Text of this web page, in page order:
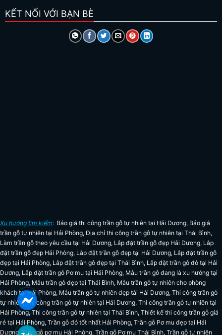
KẾT NỐI VỚI BẠN BÈ
Xu hướng tìm kiếm: Báo giá thi công trần gỗ tự nhiên tại Hải Dương, Báo giá
trần gỗ tự nhiên tại Hải Phòng,Địa chỉ thi công trần gỗ tự nhiên tại Thái Bình,
Làm trần gỗ theo yêu cầu tại Hải Dương, Lắp đặt trần gỗ đẹp Hải Dương, Lắp
đặt trần gỗ đẹp Hải Phòng, Lắp đặt trần gỗ đẹp tại Hải Dương, Lắp đặt trần gỗ
đẹp tại Hải Phòng, Lắp đặt trần gỗ đẹp tại Thái Bình, Lắp đặt trần gỗ đỏ tại Hải
Dương, Lắp đặt trần gỗ Pơ mu tại Hải Phòng, Mẫu trần gỗ đang là xu hướng tại
Hải Phòng, Mẫu trần gỗ đẹp tại Thái Bình, Mẫu trần gỗ tự nhiên cho phòng
khách tại Hải Phòng, Mẫu trần gỗ tự nhiên đẹp tải Hải Dương, Thi công trần gỗ
tự nhiên,Thi công trần gỗ tự nhiên tại Hải Dương, Thi công trần gỗ tự nhiên tại
Hải Phòng,Thi công trần gỗ tự nhiên tại Thái Bình, Thiết kế thi công trần gỗ giá
rẻ tại Hải Phòng, Trần gỗ đỏ tốt nhất Hải Phòng, Trần gỗ Pơ mu đẹp tại Hải
Dương ,Trần gỗ pơ mu Hải Phòng, Trần gỗ Pơ mu Thái Bình, Trần gỗ tự nhiên